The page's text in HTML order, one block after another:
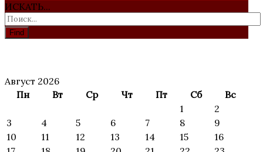
ИСКАТЬ...
Find
Август 2026
Пн
Вт Ср Чт Пт Сб
Вс
1
2
3
4 5 6 7 8
9
10
11 12 13 14 15
16